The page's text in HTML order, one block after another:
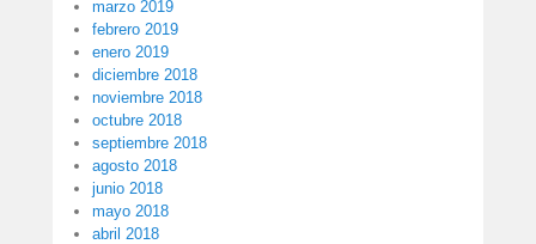
marzo 2019
febrero 2019
enero 2019
diciembre 2018
noviembre 2018
octubre 2018
septiembre 2018
agosto 2018
junio 2018
mayo 2018
abril 2018